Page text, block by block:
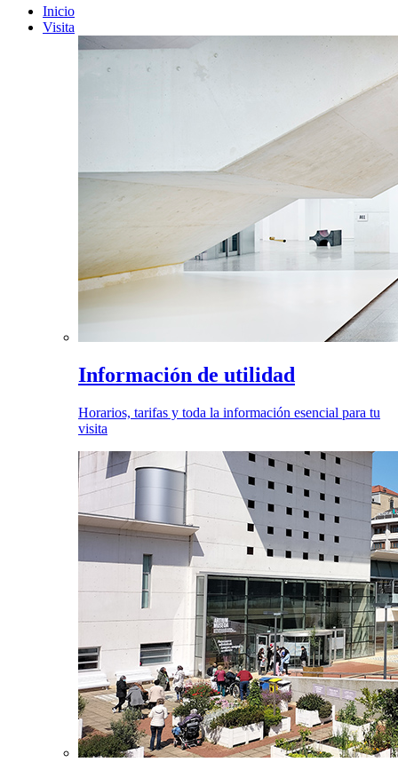
Inicio
Visita
Información de utilidad
Horarios, tarifas y toda la información esencial para tu
visita